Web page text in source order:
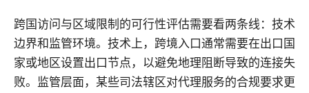
跨国访问与区域限制的可行性评估需要看两条线：技术
边界和监管环境。技术上，跨境入口通常需要在出口国
家或地区设置出口节点，以避免地理阻断导致的连接失
败。监管层面，某些司法辖区对代理服务的合规要求更